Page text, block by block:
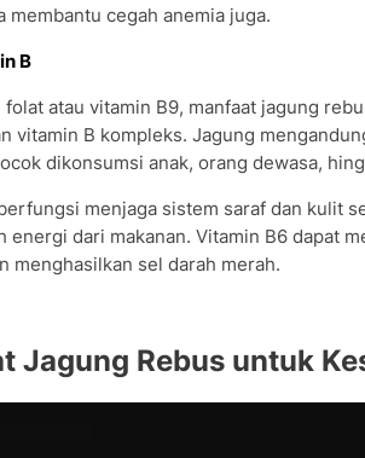
membantu cegah anemia juga.
B
folat atau vitamin B9, manfaat jagung
vitamin B kompleks. Jagung
dikonsumsi anak, orang dewasa,
menjaga sistem saraf dan kulit
energi dari makanan. Vitamin B6 dapat
menghasilkan sel darah merah.
Jagung Rebus untuk